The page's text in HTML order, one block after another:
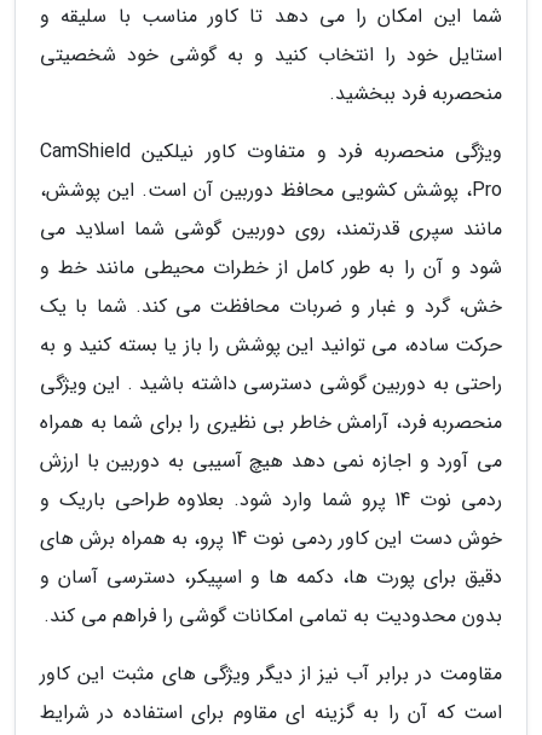
شما این امکان را می دهد تا کاور مناسب با سلیقه و
استایل خود را انتخاب کنید و به گوشی خود شخصیتی
منحصربه فرد ببخشید.
ویژگی منحصربه فرد و متفاوت کاور نیلکین CamShield
Pro، پوشش کشویی محافظ دوربین آن است. این پوشش،
مانند سپری قدرتمند، روی دوربین گوشی شما اسلاید می
شود و آن را به طور کامل از خطرات محیطی مانند خط و
خش، گرد و غبار و ضربات محافظت می کند. شما با یک
حرکت ساده، می توانید این پوشش را باز یا بسته کنید و به
راحتی به دوربین گوشی دسترسی داشته باشید . این ویژگی
منحصربه فرد، آرامش خاطر بی نظیری را برای شما به همراه
می آورد و اجازه نمی دهد هیچ آسیبی به دوربین با ارزش
ردمی نوت 14 پرو شما وارد شود. بعلاوه طراحی باریک و
خوش دست این کاور ردمی نوت 14 پرو، به همراه برش های
دقیق برای پورت ها، دکمه ها و اسپیکر، دسترسی آسان و
بدون محدودیت به تمامی امکانات گوشی را فراهم می کند.
مقاومت در برابر آب نیز از دیگر ویژگی های مثبت این کاور
است که آن را به گزینه ای مقاوم برای استفاده در شرایط